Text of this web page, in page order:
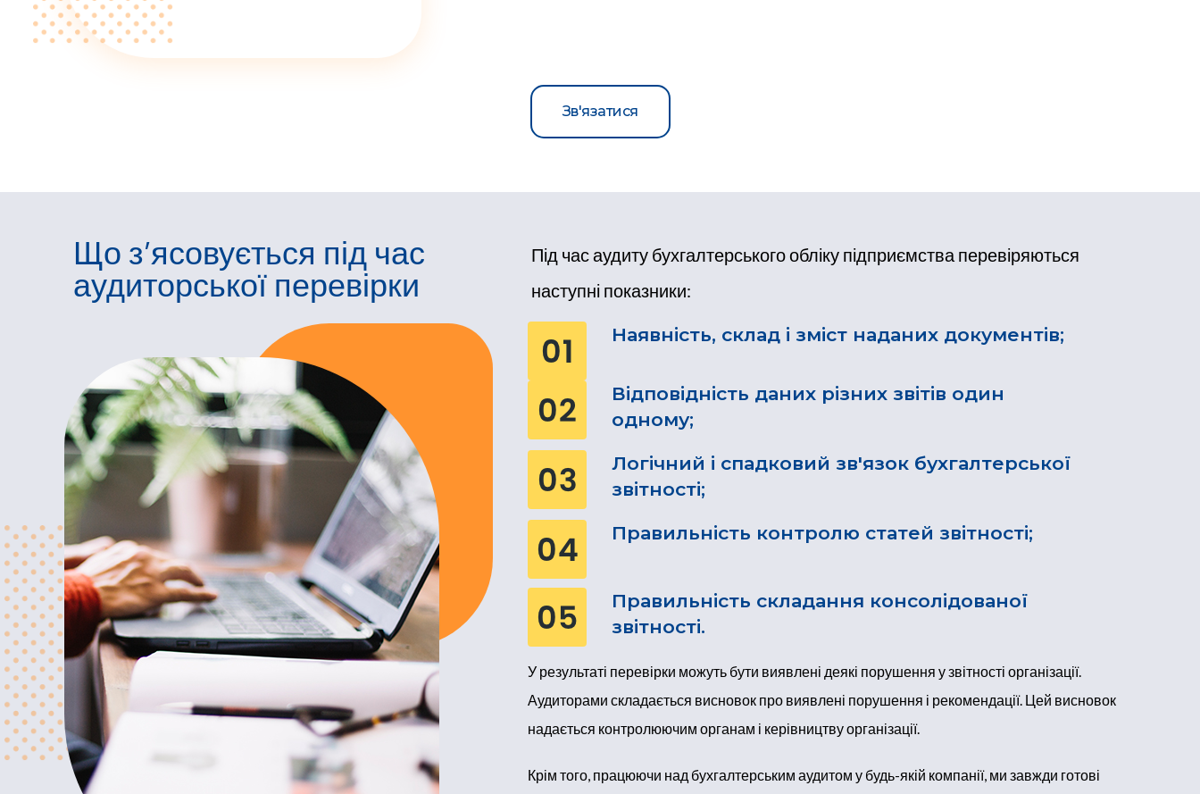
Зв'язатися
Що з’ясовується під час
аудиторської перевірки
Під час аудиту бухгалтерського обліку підприємства перевіряються
наступні показники:
Наявність, склад і зміст наданих документів;
Відповідність даних різних звітів один
одному;
Логічний і спадковий зв'язок бухгалтерської
звітності;
Правильність контролю статей звітності;
Правильність складання консолідованої
звітності.
У результаті перевірки можуть бути виявлені деякі порушення у звітності організації.
Аудиторами складається висновок про виявлені порушення і рекомендації. Цей висновок
надається контролюючим органам і керівництву організації.
Крім того, працюючи над бухгалтерським аудитом у будь-якій компанії, ми завжди готові